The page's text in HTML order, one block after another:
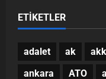
ETIKETLER
adalet ak
ankara
ATO